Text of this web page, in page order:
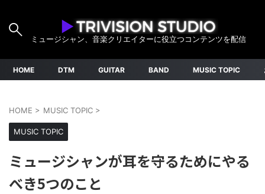
ミュージシャン、音楽クリエイターに役立つコンテンツを配信
HOME DTM GUITAR BAND MUSIC TOPIC
HOME > MUSIC TOPIC >
MUSIC TOPIC
ミュージシャンが耳を守るためにやる
べき5つのこと